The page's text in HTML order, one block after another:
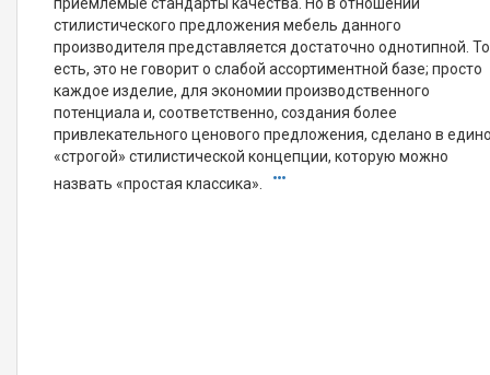
стилистического предложения мебель данного
производителя представляется достаточно однотипной. То
есть, это не говорит о слабой ассортиментной базе; просто
каждое изделие, для экономии производственного
потенциала и, соответственно, создания более
привлекательного ценового предложения, сделано в
«строгой» стилистической концепции, которую можно
назвать «простая классика».